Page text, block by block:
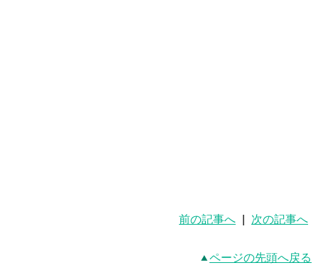
前の記事へ 次の記事へ
ページの先頭へ戻る